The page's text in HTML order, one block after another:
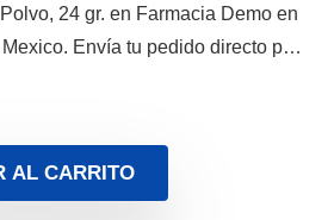
24 gr. en Farmacia Demo en
Envía tu pedido directo p…
AL CARRITO